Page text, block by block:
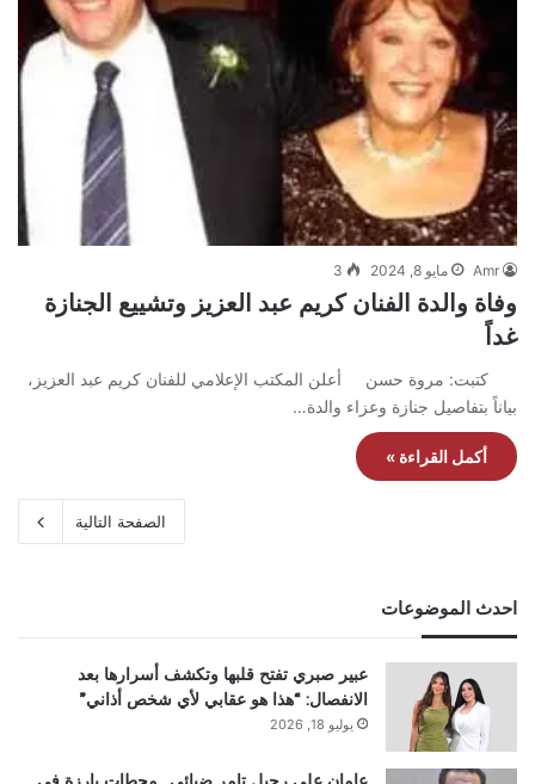
Amr مايو 8, 2024 3
وفاة والدة الفنان كريم عبد العزيز وتشييع الجنازة
غداً
كتبت: مروة حسن أعلن المكتب الإعلامي للفنان كريم عبد العزيز،
بياناً بتفاصيل جنازة وعزاء والدة…
أكمل القراءة »
الصفحة التالية
احدث الموضوعات
عبير صبري تفتح قلبها وتكشف أسرارها بعد
الانفصال: “هذا هو عقابي لأي شخص أذاني”
يوليو 18, 2026